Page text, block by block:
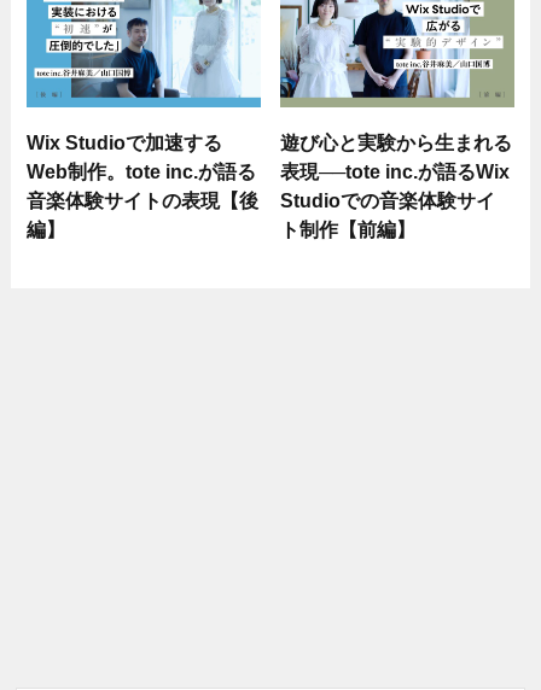
Wix Studioで加速する
Web制作。tote inc.が語る
音楽体験サイトの表現【後
編】
遊び心と実験から生まれる
表現──tote inc.が語るWix
Studioでの音楽体験サイ
ト制作【前編】